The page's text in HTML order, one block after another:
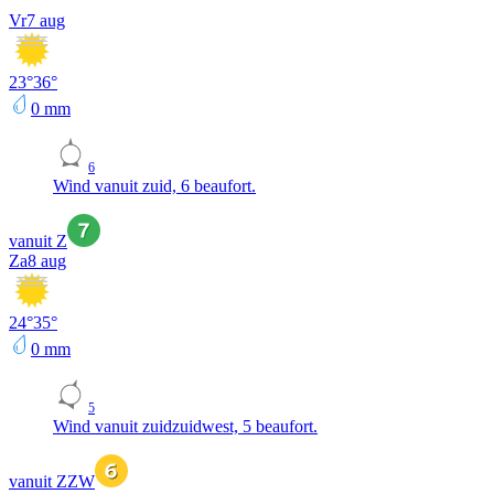
Vr7 aug
23°36°
0 mm
6
Wind vanuit zuid, 6 beaufort.
vanuit Z
Za8 aug
24°35°
0 mm
5
Wind vanuit zuidzuidwest, 5 beaufort.
vanuit ZZW